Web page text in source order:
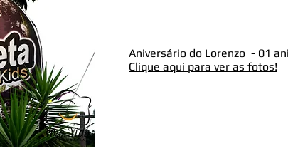
Aniversário do Lorenzo - 01
Clique aqui para ver as fotos!